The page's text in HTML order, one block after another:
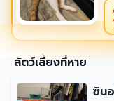
สัตว์เลี้ยงที่หาย
ซิน